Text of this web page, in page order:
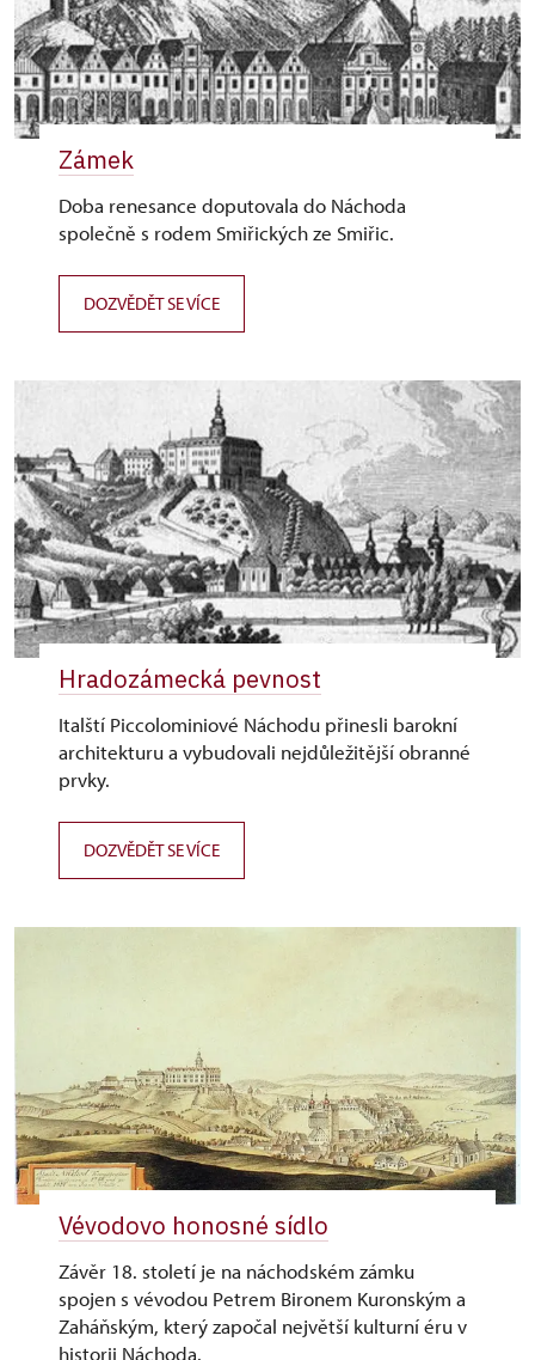
Zámek
Doba renesance doputovala do Náchoda
společně s rodem Smiřických ze Smiřic.
DOZVĚDĚT SE VÍCE
Hradozámecká pevnost
Italští Piccolominiové Náchodu přinesli barokní
architekturu a vybudovali nejdůležitější obranné
prvky.
DOZVĚDĚT SE VÍCE
Vévodovo honosné sídlo
Závěr 18. století je na náchodském zámku
spojen s vévodou Petrem Bironem Kuronským a
Zaháňským, který započal největší kulturní éru v
historii Náchoda.